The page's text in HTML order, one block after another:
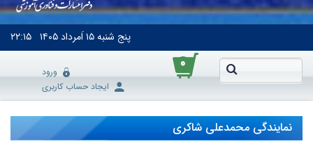
پنج شنبه۱۵ اَمرداد ۱۴۰۵ ۲۲:۱۵
۰
ورود
ایجاد حساب کاربری
نمایندگی محمدعلی شاکری